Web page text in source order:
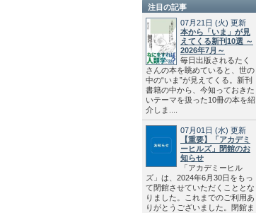
注目の記事
07月21日 (火) 更新
本から「いま」が見
えてくる新刊10選 ～
2026年7月～
毎日出版されるたく
さんの本を眺めていると、世の
中の“いま”が見えてくる。新刊
書籍の中から、今知っておきた
いテーマを扱った10冊の本を紹
介しま....
07月01日 (水) 更新
【重要】「アカデミ
ーヒルズ」閉館のお
知らせ
「アカデミーヒル
ズ」は、2024年6月30日をもっ
て閉館させていただくこととな
りました。これまでのご利用あ
りがとうございました。閉館ま